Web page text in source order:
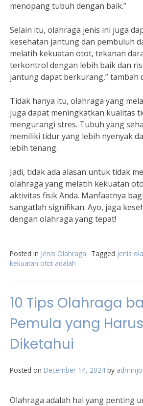
menopang tubuh dengan baik.”
Selain itu, olahraga jenis ini juga
kesehatan jantung dan pembuluh
melatih kekuatan otot, tekanan
terkontrol dengan lebih baik dan
jantung dapat berkurang,” tambah
Tidak hanya itu, olahraga yang
juga dapat meningkatkan kualitas
mengurangi stres. Tubuh yang
memiliki tidur yang lebih nyenyak
lebih tenang.
Jadi, tidak ada alasan untuk tidak
olahraga yang melatih kekuatan
aktivitas fisik Anda. Manfaatnya
sangatlah signifikan. Ayo, jaga
dengan olahraga yang tepat!
Posted in Jenis Olahraga Tagged jenis
kekuatan otot adalah
10 Tips Olahraga
Pemula yang Harus
Diketahui
Posted on December 14, 2024 by adminjoi
Olahraga adalah hal yang penting